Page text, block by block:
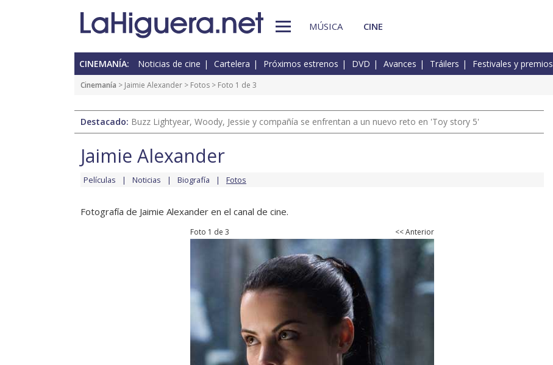
MÚSICA CINE
CINEMANÍA: Noticias de cine Cartelera Próximos estrenos DVD Avances Tráilers Festivales y premios
Cinemanía > Jaimie Alexander > Fotos > Foto 1 de 3
Destacado: Buzz Lightyear, Woody, Jessie y compañía se enfrentan a un nuevo reto en 'Toy story 5'
Jaimie Alexander
Películas Noticias Biografía Fotos
Fotografía de Jaimie Alexander en el canal de cine.
Foto 1 de 3 << Anterior